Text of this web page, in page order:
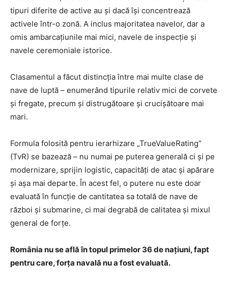
tipuri diferite de active au și dacă își concentrează
activele într-o zonă. A inclus majoritatea navelor, dar a
omis ambarcațiunile mai mici, navele de inspecție și
navele ceremoniale istorice.
Clasamentul a făcut distincția între mai multe clase de
nave de luptă – enumerând tipurile relativ mici de corvete
și fregate, precum și distrugătoare și crucișătoare mai
mari.
Formula folosită pentru ierarhizare „TrueValueRating”
(TvR) se bazează – nu numai pe puterea generală ci și pe
modernizare, sprijin logistic, capacități de atac și apărare
și așa mai departe. În acest fel, o putere nu este doar
evaluată în funcție de cantitatea sa totală de nave de
război și submarine, ci mai degrabă de calitatea și mixul
general de forțe.
România nu se află în topul primelor 36 de națiuni, fapt
pentru care, forța navală nu a fost evaluată.